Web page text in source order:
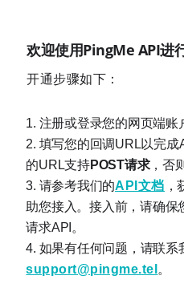
欢迎使用PingMe API进
开通步骤如下：
注册或登录您的网页端账
填写您的回调URL以完成
的URL支持POST请求，否
请参考我们的API文档
助您接入。接入前，请确保
请求API。
support@pingme.tel 。